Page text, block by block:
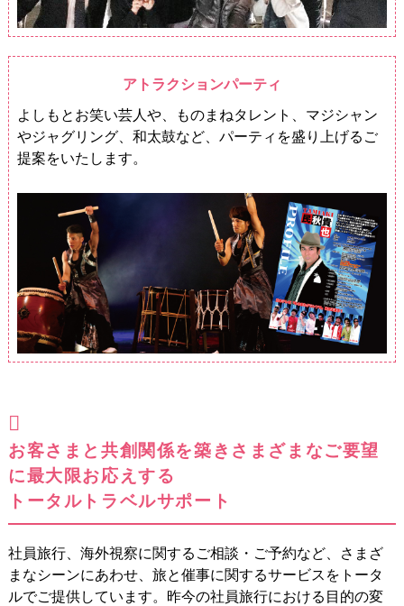
アトラクションパーティ
よしもとお笑い芸人や、ものまねタレント、マジシャン
やジャグリング、和太鼓など、パーティを盛り上げるご
提案をいたします。
お客さまと共創関係を築きさまざまなご要望
に最大限お応えする
トータルトラベルサポート
社員旅行、海外視察に関するご相談・ご予約など、さまざ
まなシーンにあわせ、旅と催事に関するサービスをトータ
ルでご提供しています。昨今の社員旅行における目的の変